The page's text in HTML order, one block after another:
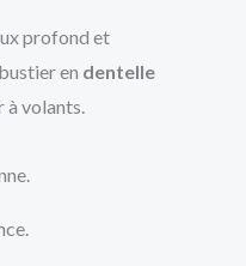
profond et
en dentelle
volants.